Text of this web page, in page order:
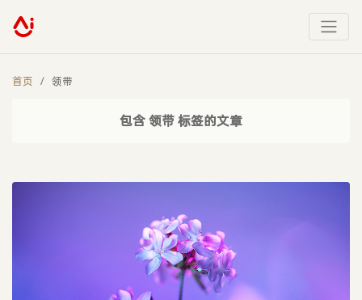
首页 领带
包含 领带 标签的文章